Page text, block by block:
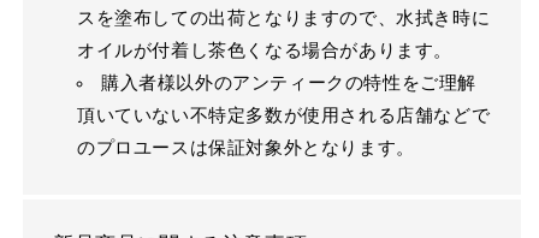
スを塗布しての出荷となりますので、水拭き時に
オイルが付着し茶色くなる場合があります。
購入者様以外のアンティークの特性をご理解
頂いていない不特定多数が使用される店舗などで
のプロユースは保証対象外となります。